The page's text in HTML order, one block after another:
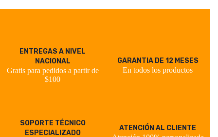
ENTREGAS A NIVEL
NACIONAL
Gratis para pedidos a partir de
$100
GARANTIA DE 12 MESES
En todos los productos
SOPORTE TÉCNICO
ESPECIALIZADO
ATENCIÓN AL CLIENTE